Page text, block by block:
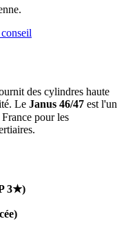
des cylindres haute
Le Janus 46/47 est l'un
pour les
3★)